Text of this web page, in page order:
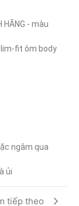
- màu
fit ôm body
ngâm qua
ủi
tiếp theo